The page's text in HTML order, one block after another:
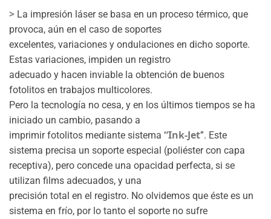
> La impresión láser se basa en un proceso térmico, que
provoca, aún en el caso de soportes
excelentes, variaciones y ondulaciones en dicho soporte.
Estas variaciones, impiden un registro
adecuado y hacen inviable la obtención de buenos
fotolitos en trabajos multicolores.
Pero la tecnología no cesa, y en los últimos tiempos se ha
iniciado un cambio, pasando a
imprimir fotolitos mediante sistema “Ink-Jet”. Este
sistema precisa un soporte especial (poliéster con capa
receptiva), pero concede una opacidad perfecta, si se
utilizan films adecuados, y una
precisión total en el registro. No olvidemos que éste es un
sistema en frío, por lo tanto el soporte no sufre